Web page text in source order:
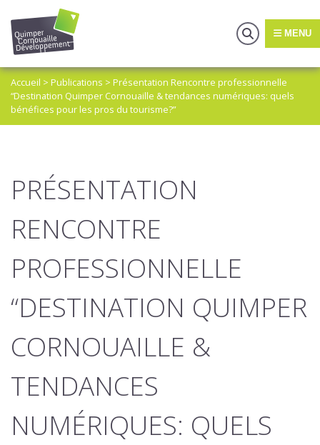
MENU
Accueil > Publications > Présentation Rencontre professionnelle
“Destination Quimper Cornouaille & tendances numériques: quels
bénéfices pour les pros du tourisme?”
PRÉSENTATION
RENCONTRE
PROFESSIONNELLE
“DESTINATION QUIMPER
CORNOUAILLE &
TENDANCES
NUMÉRIQUES: QUELS